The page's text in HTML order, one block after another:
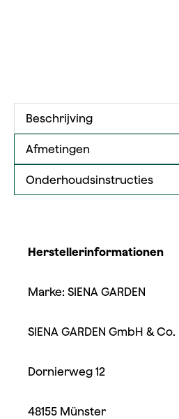
Beschrijving
Afmetingen
Onderhoudsinstructies
Herstellerinformationen
Marke: SIENA GARDEN
SIENA GARDEN GmbH & Co.
Dornierweg 12
48155 Münster